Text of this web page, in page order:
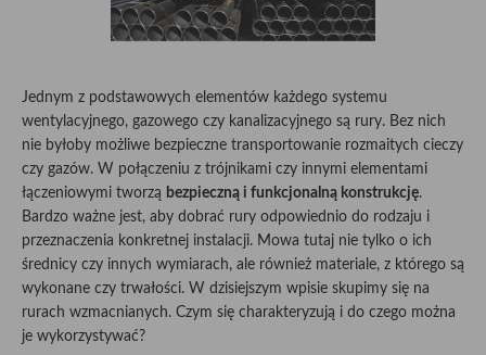
Jednym z podstawowych elementów każdego systemu
wentylacyjnego, gazowego czy kanalizacyjnego są rury. Bez nich
nie byłoby możliwe bezpieczne transportowanie rozmaitych cieczy
czy gazów. W połączeniu z trójnikami czy innymi elementami
łączeniowymi tworzą bezpieczną i funkcjonalną konstrukcję.
Bardzo ważne jest, aby dobrać rury odpowiednio do rodzaju i
przeznaczenia konkretnej instalacji. Mowa tutaj nie tylko o ich
średnicy czy innych wymiarach, ale również materiale, z którego są
wykonane czy trwałości. W dzisiejszym wpisie skupimy się na
rurach wzmacnianych. Czym się charakteryzują i do czego można
je wykorzystywać?